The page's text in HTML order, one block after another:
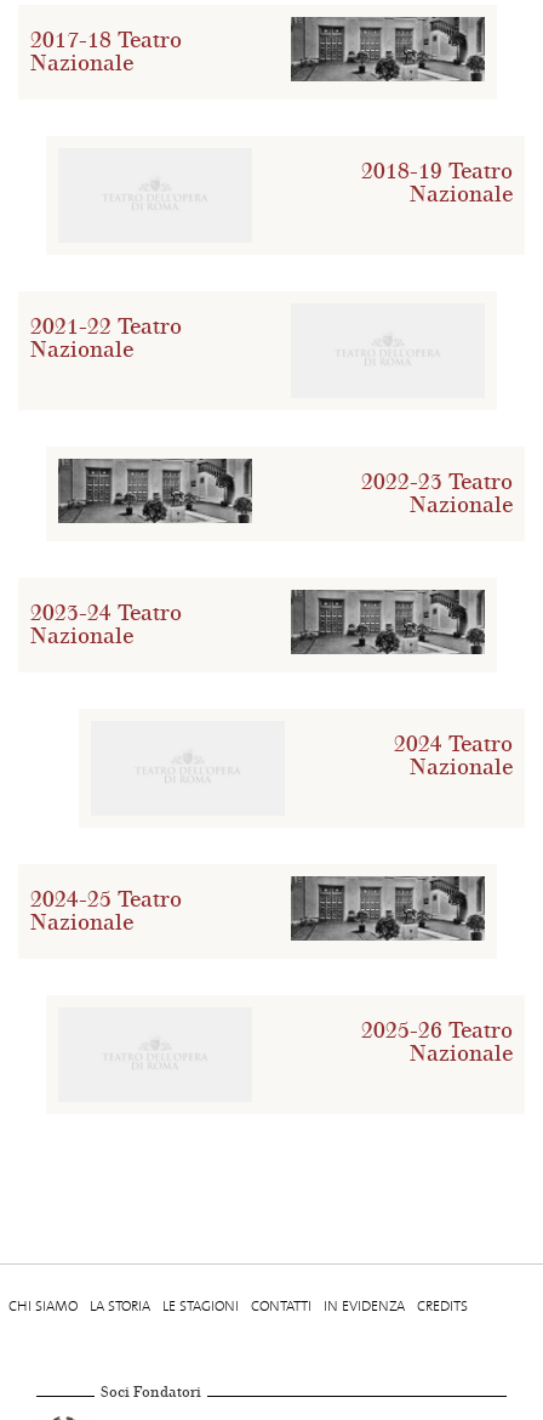
2017-18 Teatro
Nazionale
2018-19 Teatro
Nazionale
2021-22 Teatro
Nazionale
2022-23 Teatro
Nazionale
2023-24 Teatro
Nazionale
2024 Teatro
Nazionale
2024-25 Teatro
Nazionale
2025-26 Teatro
Nazionale
CHI SIAMO LA STORIA LE STAGIONI CONTATTI IN EVIDENZA CREDITS
Soci Fondatori